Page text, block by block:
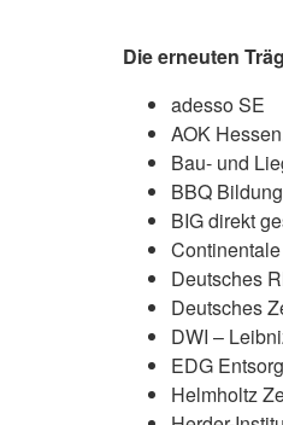
Die erneuten
adesso SE
AOK
Bau- und
BBQ
BIG direkt
Deutsches
Deutsches
DWI –
EDG
Helmholtz